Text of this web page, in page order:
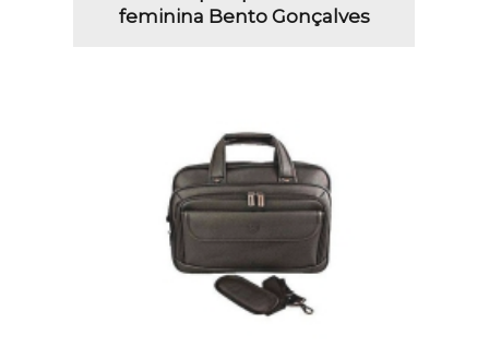
feminina Bento Gonçalves